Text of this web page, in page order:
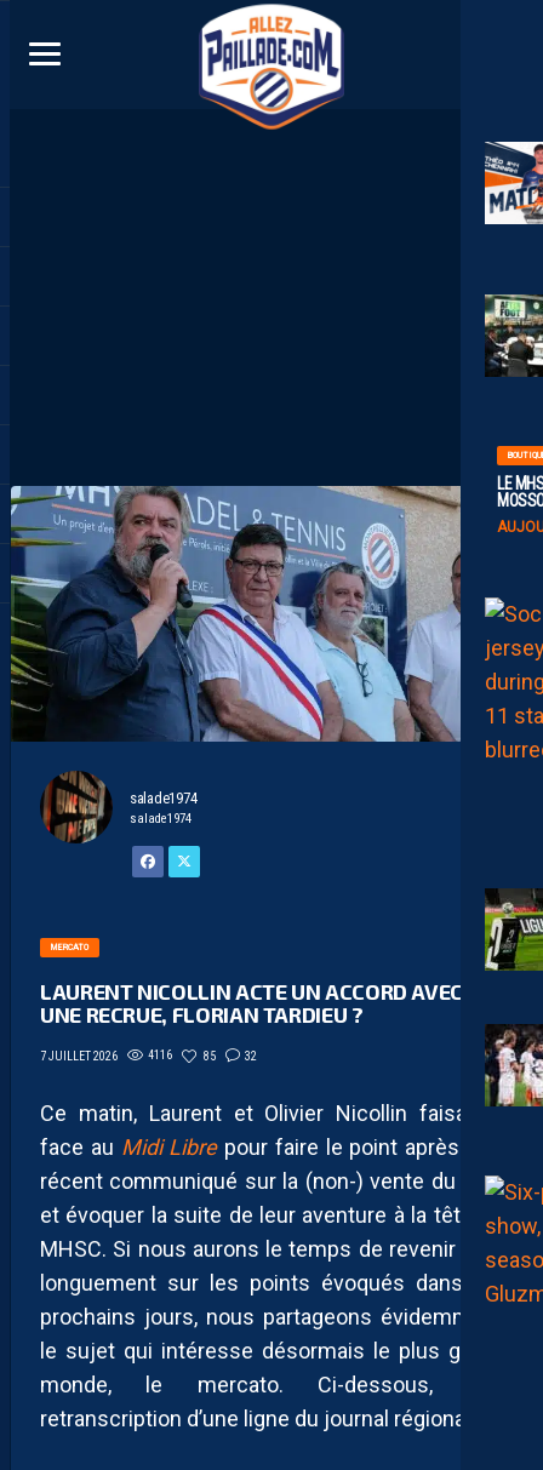
LE
salade1974
salade1974
MERCATO
LAURENT NICOLLIN ACTE UN ACCORD AVEC
UNE RECRUE, FLORIAN TARDIEU ?
7 JUILLET 2026 4116 85 32
Ce matin, Laurent et Olivier Nicollin faisaient
face au Midi Librepour faire le point après leur
récent communiqué sur la (non-) vente du club
et évoquer la suite de leur aventure à la tête du
MHSC. Si nous aurons le temps de revenir plus
longuement sur les points évoqués dans les
prochains jours, nous partageons évidemment
le sujet qui intéresse désormais le plus grand
monde, le mercato. Ci-dessous, une
retranscription d’une ligne du journal régional :